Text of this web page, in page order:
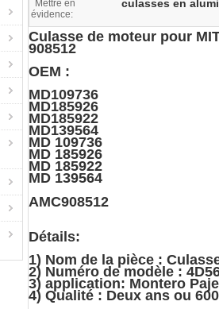
Mettre en
évidence:
culasses en
Culasse de moteur pour
908512
OEM :
MD109736
MD185926
MD185922
MD139564
MD 109736
MD 185926
MD 185922
MD 139564
AMC908512
Détails:
1) Nom de la pièce :
2) Numéro de modèle :
3) application: Montero
4) Qualité : Deux ans ou